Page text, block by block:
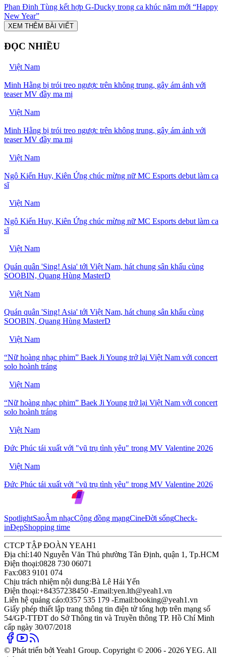
Phan Đinh Tùng kết hợp G-Ducky trong ca khúc năm mới “Happy
New Year”
XEM THÊM BÀI VIẾT
ĐỌC NHIỀU
Việt Nam
Minh Hằng bị trói treo ngược trên không trung, gây ám ảnh với
teaser MV đầy ma mị
Việt Nam
Minh Hằng bị trói treo ngược trên không trung, gây ám ảnh với
teaser MV đầy ma mị
Việt Nam
Ngô Kiến Huy, Kiên Ứng chúc mừng nữ MC Esports debut làm ca
sĩ
Việt Nam
Ngô Kiến Huy, Kiên Ứng chúc mừng nữ MC Esports debut làm ca
sĩ
Việt Nam
Quán quân 'Sing! Asia' tới Việt Nam, hát chung sân khấu cùng
SOOBIN, Quang Hùng MasterD
Việt Nam
Quán quân 'Sing! Asia' tới Việt Nam, hát chung sân khấu cùng
SOOBIN, Quang Hùng MasterD
Việt Nam
“Nữ hoàng nhạc phim” Baek Ji Young trở lại Việt Nam với concert
solo hoành tráng
Việt Nam
“Nữ hoàng nhạc phim” Baek Ji Young trở lại Việt Nam với concert
solo hoành tráng
Việt Nam
Đức Phúc tái xuất với "vũ trụ tình yêu" trong MV Valentine 2026
Việt Nam
Đức Phúc tái xuất với "vũ trụ tình yêu" trong MV Valentine 2026
SpotlightSaoÂm nhạcCộng đồng mạngCineĐời sốngCheck-
inĐẹpShopping time
CTCP TẬP ĐOÀN YEAH1
Địa chỉ:140 Nguyễn Văn Thủ phường Tân Định, quận 1, Tp.HCM
Điện thoại:0828 730 06071
Fax:083 9101 074
Chịu trách nhiệm nội dung:Bà Lê Hải Yến
Điện thoại:+84357238450 -Email:yen.lth@yeah1.vn
Liên hệ quảng cáo:0357 535 179 -Email:booking@yeah1.vn
Giấy phép thiết lập trang thông tin điện tử tổng hợp trên mạng số
54/GP-TTĐT do Sở Thông tin và Truyền thông TP. Hồ Chí Minh
cấp ngày 30/07/2018
© Phát triển bởi Yeah1 Group. Copyright © 2006 - 2026 YEG. All